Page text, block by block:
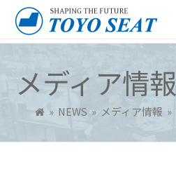
メディア情報
» NEWS » メディア情報 »